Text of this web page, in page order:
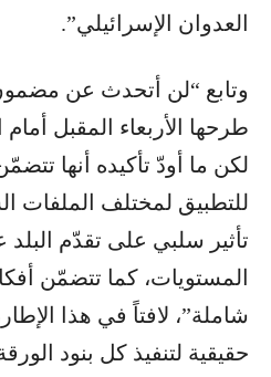
العدوان الإسرائيلي”.
وتابع “لن أتحدث عن
طرحها الأربعاء المقبل أمام
لكن ما أودّ تأكيده أنها
للتطبيق لمختلف الملفات
تأثير سلبي على تقدّم
المستويات، كما تتضمّن
شاملة”، لافتاً في هذا
حقيقية لتنفيذ كل بنود